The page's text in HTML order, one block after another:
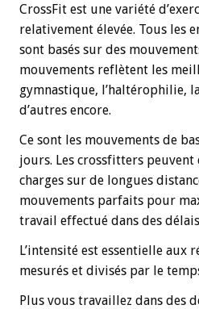
CrossFit est une variété
relativement élevée. Tous les
sont basés sur des
mouvements reflètent les
gymnastique, l’haltérophilie,
d’autres encore.
Ce sont les mouvements de
jours. Les crossfitters
charges sur de longues
mouvements parfaits pour
travail effectué dans des
L’intensité est essentielle aux
mesurés et divisés par le
Plus vous travaillez dans des